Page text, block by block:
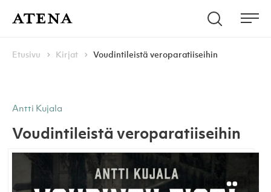
Atena Kustannus Hae
Navigoi
Etusivu
Kirjat Voudintileistä veroparatiiseihin
Antti Kujala
Voudintileistä veroparatiiseihin